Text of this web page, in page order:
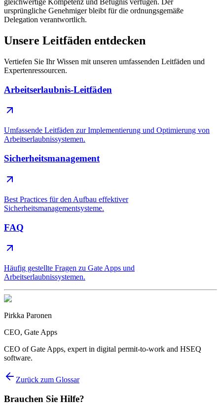
gleichwertige Kompetenz und Befugnis verfügen. Der
ursprüngliche Genehmiger bleibt für die ordnungsgemäße
Delegation verantwortlich.
Unsere Leitfäden entdecken
Vertiefen Sie Ihr Wissen mit unseren umfassenden Leitfäden und
Expertenressourcen.
Arbeitserlaubnis-Leitfäden
Umfassende Leitfäden zur Implementierung und Optimierung von
Arbeitserlaubnissystemen.
Sicherheitsmanagement
Best Practices für den Aufbau effektiver
Sicherheitsmanagementsysteme.
FAQ
Häufig gestellte Fragen zu Gate Apps und
Arbeitserlaubnissystemen.
Pirkka Paronen
CEO, Gate Apps
CEO of Gate Apps, expert in digital permit-to-work and HSEQ
software.
Zurück zum Glossar
Brauchen Sie Hilfe?